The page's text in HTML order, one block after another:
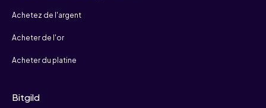
Achetez de l'argent
Acheter de l'or
Acheter du platine
Bitgild